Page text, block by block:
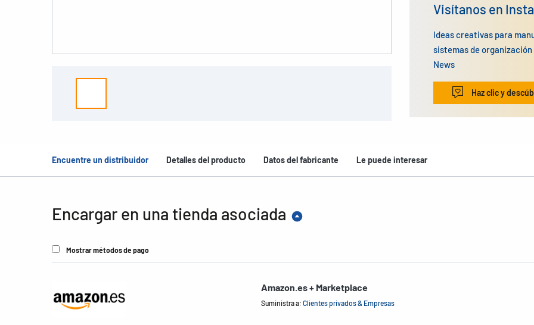
Visítanos en
Ideas creativas para
sistemas de organización
News
Haz clic y
Encuentre un distribuidor Detalles del producto Datos del fabricante Le puede interesar
Encargar en una tienda asociada
Mostrar métodos de pago
Amazon.es + Marketplace
Suministra a: Clientes privados & Empresas